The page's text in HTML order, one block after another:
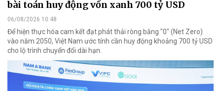
bài toán huy động vốn xanh 700 tỷ USD
06/08/2026 10:48
Để hiện thực hóa cam kết đạt phát thải ròng bằng "0" (Net Zero)
vào năm 2050, Việt Nam ước tính cần huy động khoảng 700 tỷ USD
cho lộ trình chuyển đổi dài hạn.